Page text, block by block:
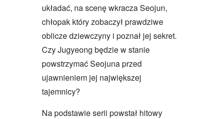
układać, na scenę wkracza Seojun,
chłopak który zobaczył prawdziwe
oblicze dziewczyny i poznał jej sekret.
Czy Jugyeong będzie w stanie
powstrzymać Seojuna przed
ujawnieniem jej największej
tajemnicy?
Na podstawie serii powstał hitowy